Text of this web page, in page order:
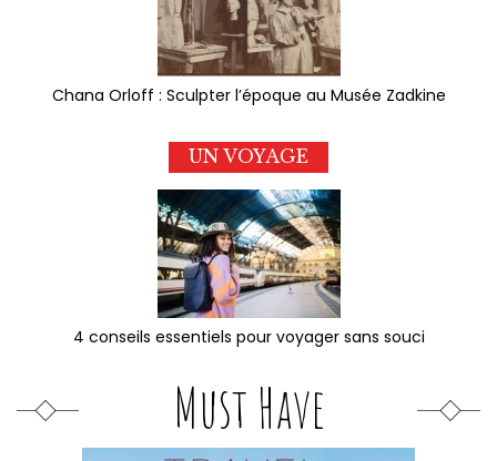
Chana Orloff : Sculpter l’époque au Musée Zadkine
UN VOYAGE
4 conseils essentiels pour voyager sans souci
Must Have